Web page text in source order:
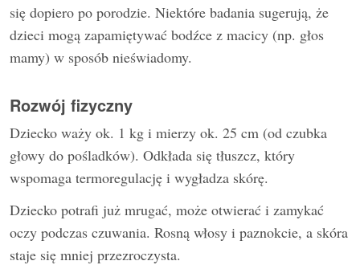
się dopiero po porodzie. Niektóre badania sugerują, że
dzieci mogą zapamiętywać bodźce z macicy (np. głos
mamy) w sposób nieświadomy.
Rozwój fizyczny
Dziecko waży ok. 1 kg i mierzy ok. 25 cm (od czubka
głowy do pośladków). Odkłada się tłuszcz, który
wspomaga termoregulację i wygładza skórę.
Dziecko potrafi już mrugać, może otwierać i zamykać
oczy podczas czuwania. Rosną włosy i paznokcie, a skóra
staje się mniej przezroczysta.